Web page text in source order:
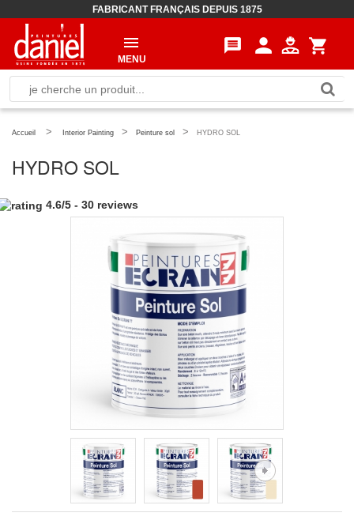
FABRICANT FRANÇAIS DEPUIS 1875
message person shopping_cart
MENU
Accueil > Interior Painting > Peinture sol > HYDRO SOL
HYDRO SOL
4.6/5 - 30 reviews